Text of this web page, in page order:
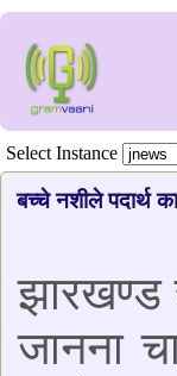
Select Instance
बच्चे नशीले पदार्थ
झारखण्ड
जानना